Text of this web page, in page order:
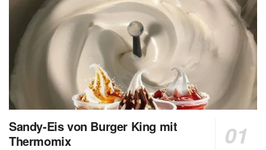
Sandy-Eis von Burger King mit
Thermomix